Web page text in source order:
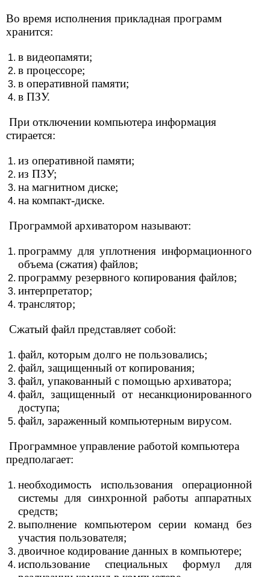
Во время исполнения прикладная программ
хранится:
в видеопамяти;
в процессоре;
в оперативной памяти;
в ПЗУ.
При отключении компьютера информация
стирается:
из оперативной памяти;
из ПЗУ;
на магнитном диске;
на компакт-диске.
Программой архиватором называют:
программу для уплотнения информационного
объема (сжатия) файлов;
программу резервного копирования файлов;
интерпретатор;
транслятор;
Сжатый файл представляет собой:
файл, которым долго не пользовались;
файл, защищенный от копирования;
файл, упакованный с помощью архиватора;
файл, защищенный от несанкционированного
доступа;
файл, зараженный компьютерным вирусом.
Программное управление работой компьютера
предполагает:
необходимость использования операционной
системы для синхронной работы аппаратных
средств;
выполнение компьютером серии команд без
участия пользователя;
двоичное кодирование данных в компьютере;
использование специальных формул для